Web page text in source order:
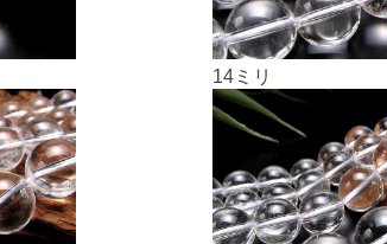
14ミリ